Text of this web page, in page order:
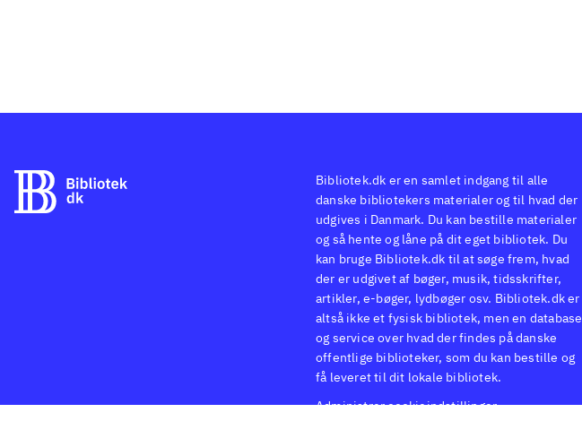
Bibliotek.dk er en samlet indgang til alle
danske bibliotekers materialer og til hvad der
udgives i Danmark. Du kan bestille materialer
og så hente og låne på dit eget bibliotek. Du
kan bruge Bibliotek.dk til at søge frem, hvad
der er udgivet af bøger, musik, tidsskrifter,
artikler, e-bøger, lydbøger osv. Bibliotek.dk er
altså ikke et fysisk bibliotek, men en database
og service over hvad der findes på danske
offentlige biblioteker, som du kan bestille og
få leveret til dit lokale bibliotek.
Administrer cookieindstillinger